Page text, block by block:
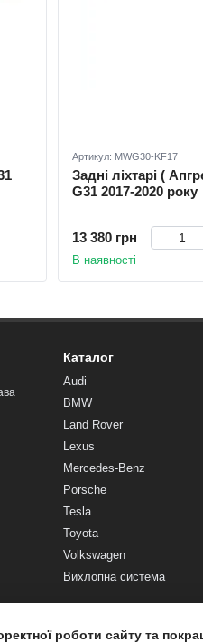
Артикул: MWG30-KF17
Задні ліхтарі (
G31 2017-2020 року
13 380 грн
В наявності
Каталог
Audi
BMW
Land Rover
Lexus
Mercedes-Benz
Porsche
Tesla
Toyota
Volkswagen
Вихлопна система
роботи сайту та